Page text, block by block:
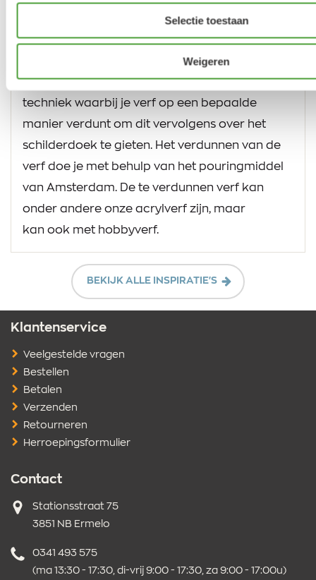
Selectie toestaan
Weigeren
Pouring, ook wel acryl gieten genoemd, is een
techniek waarbij je verf op een bepaalde
manier verdunt om dit vervolgens over het
schilderdoek te gieten. Het verdunnen van de
verf doe je met behulp van het pouringmiddel
van Amsterdam. De te verdunnen verf kan
onder andere onze acrylverf zijn, maar
kan ook met hobbyverf.
BEKIJK ALLE INSPIRATIE'S
Klantenservice
Veelgestelde vragen
Bestellen
Betalen
Verzenden
Retourneren
Herroepingsformulier
Contact
Adres
Stationsstraat 75
3851 NB Ermelo
Telefoonnummer
0341 493 575
(ma 13:30 - 17:30, di-vrij 9:00 - 17:30, za 9:00 - 17:00u)